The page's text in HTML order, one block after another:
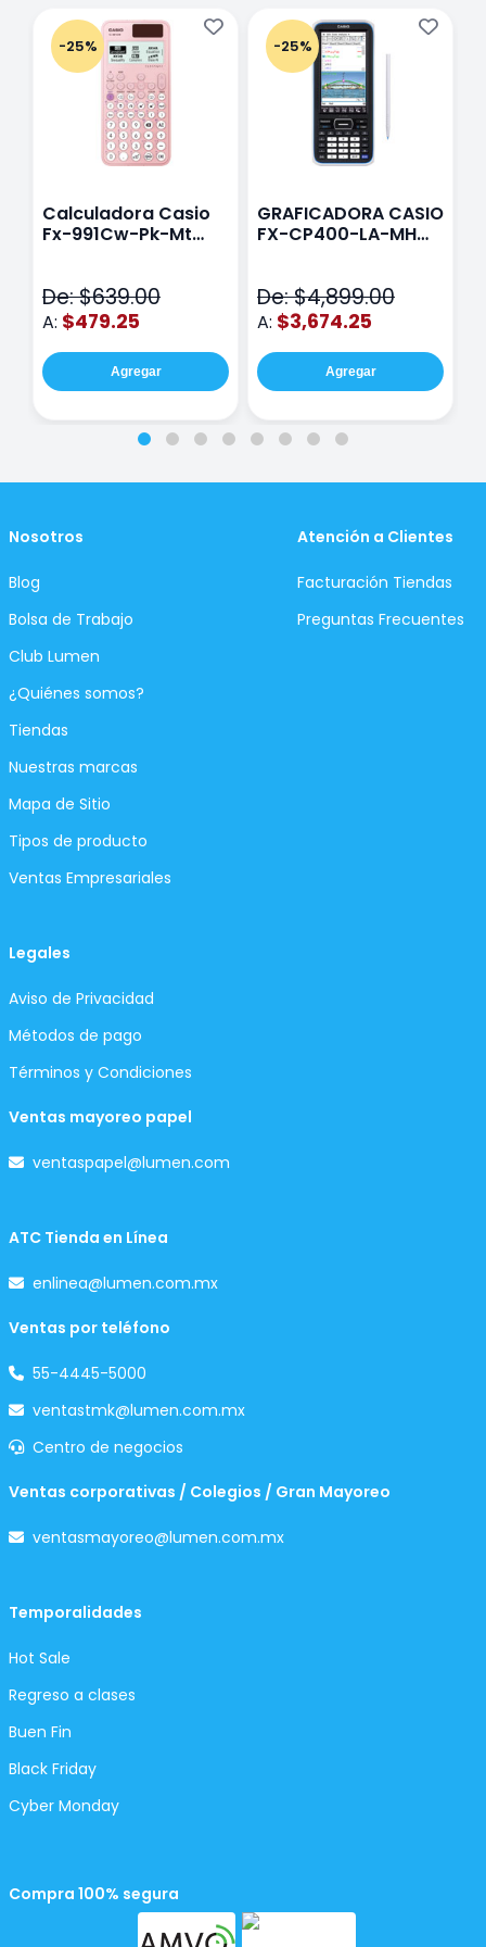
-25%
Calculadora Casio
Fx-991Cw-Pk-Mt
De: $639.00
A: $479.25
Agregar
-25%
GRAFICADORA CASIO
FX-CP400-LA-MH
De: $4,899.00
A: $3,674.25
Agregar
Nosotros
Blog
Bolsa de Trabajo
Club Lumen
¿Quiénes somos?
Tiendas
Nuestras marcas
Mapa de Sitio
Tipos de producto
Ventas Empresariales
Atención a Clientes
Facturación Tiendas
Preguntas Frecuentes
Legales
Aviso de Privacidad
Métodos de pago
Términos y Condiciones
Ventas mayoreo papel
ventaspapel@lumen.com
ATC Tienda en Línea
enlinea@lumen.com.mx
Ventas por teléfono
55-4445-5000
ventastmk@lumen.com.mx
Centro de negocios
Ventas corporativas / Colegios / Gran Mayoreo
ventasmayoreo@lumen.com.mx
Temporalidades
Hot Sale
Regreso a clases
Buen Fin
Black Friday
Cyber Monday
Compra 100% segura